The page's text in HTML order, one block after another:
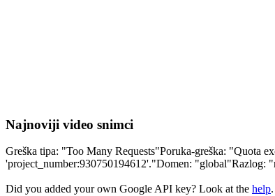
Najnoviji video snimci
Greška tipa: "Too Many Requests"Poruka-greška: "Quota
'project_number:930750194612'."Domen: "global"Razlog:
Did you added your own Google API key? Look at the help.